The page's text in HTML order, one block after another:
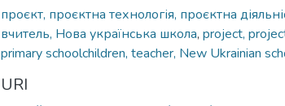
проєкт, проєктна технологія, проєктна
вчитель, Нова українська школа, project,
primary schoolchildren, teacher, New Ukrainian
URI